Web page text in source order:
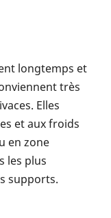
longtemps et
très
Elles
et aux froids
en zone
les plus
supports.